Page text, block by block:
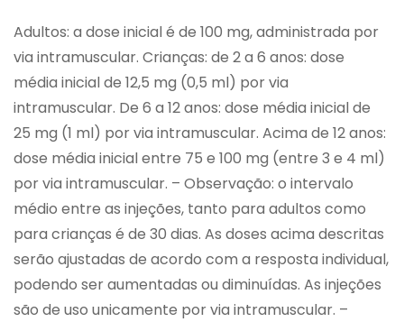
Adultos: a dose inicial é de 100 mg, administrada por
via intramuscular. Crianças: de 2 a 6 anos: dose
média inicial de 12,5 mg (0,5 ml) por via
intramuscular. De 6 a 12 anos: dose média inicial de
25 mg (1 ml) por via intramuscular. Acima de 12 anos:
dose média inicial entre 75 e 100 mg (entre 3 e 4 ml)
por via intramuscular. – Observação: o intervalo
médio entre as injeções, tanto para adultos como
para crianças é de 30 dias. As doses acima descritas
serão ajustadas de acordo com a resposta individual,
podendo ser aumentadas ou diminuídas. As injeções
são de uso unicamente por via intramuscular. –